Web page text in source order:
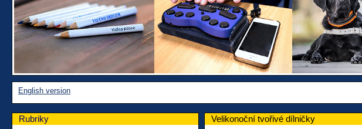
English version
Rubriky Velikonoční tvořivé dílničky